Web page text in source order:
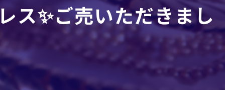
ス✨ご売いただきまし